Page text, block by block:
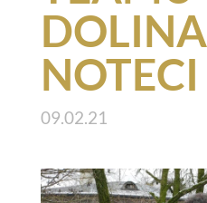
DOLINA
NOTECI
09.02.21